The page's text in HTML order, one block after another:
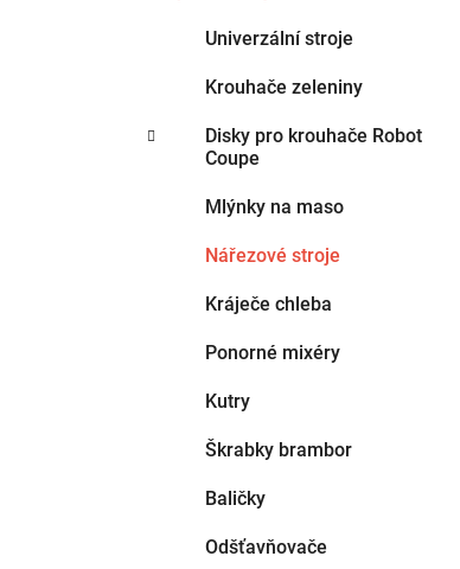
Univerzální stroje
Krouhače zeleniny
Disky pro krouhače Robot
Coupe
Mlýnky na maso
Nářezové stroje
Kráječe chleba
Ponorné mixéry
Kutry
Škrabky brambor
Baličky
Odšťavňovače